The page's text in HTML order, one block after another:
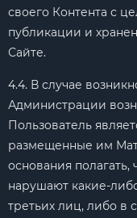
своего Контента с
публикации и
Сайте.
4.4. В случае
Администрации
Пользователь
размещенные им
основания
нарушают какие-
третьих лиц, либо в